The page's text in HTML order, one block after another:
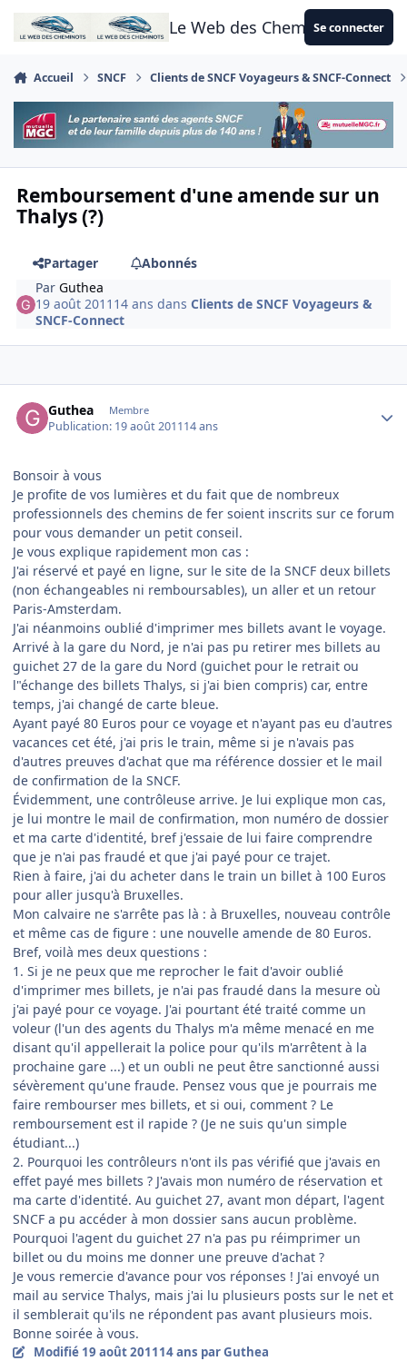
Aller au contenu
Le Web des CheminotsSe connecter
Accueil SNCF Clients de SNCF Voyageurs & SNCF-Connect
Remboursement d'une amende sur un
Thalys (?)
Partager
Abonnés
ParGuthea
19 août 2011 14 ans dansClients de SNCF Voyageurs &
SNCF-Connect
Guthea Membre
Publication: 19 août 201114 ans
Bonsoir à vous
Je profite de vos lumières et du fait que de nombreux
professionnels des chemins de fer soient inscrits sur ce forum
pour vous demander un petit conseil.
Je vous explique rapidement mon cas :
J'ai réservé et payé en ligne, sur le site de la SNCF deux billets
(non échangeables ni remboursables), un aller et un retour
Paris-Amsterdam.
J'ai néanmoins oublié d'imprimer mes billets avant le voyage.
Arrivé à la gare du Nord, je n'ai pas pu retirer mes billets au
guichet 27 de la gare du Nord (guichet pour le retrait ou
l"échange des billets Thalys, si j'ai bien compris) car, entre
temps, j'ai changé de carte bleue.
Ayant payé 80 Euros pour ce voyage et n'ayant pas eu d'autres
vacances cet été, j'ai pris le train, même si je n'avais pas
d'autres preuves d'achat que ma référence dossier et le mail
de confirmation de la SNCF.
Évidemment, une contrôleuse arrive. Je lui explique mon cas,
je lui montre le mail de confirmation, mon numéro de dossier
et ma carte d'identité, bref j'essaie de lui faire comprendre
que je n'ai pas fraudé et que j'ai payé pour ce trajet.
Rien à faire, j'ai du acheter dans le train un billet à 100 Euros
pour aller jusqu'à Bruxelles.
Mon calvaire ne s'arrête pas là : à Bruxelles, nouveau contrôle
et même cas de figure : une nouvelle amende de 80 Euros.
Bref, voilà mes deux questions :
1. Si je ne peux que me reprocher le fait d'avoir oublié
d'imprimer mes billets, je n'ai pas fraudé dans la mesure où
j'ai payé pour ce voyage. J'ai pourtant été traité comme un
voleur (l'un des agents du Thalys m'a même menacé en me
disant qu'il appellerait la police pour qu'ils m'arrêtent à la
prochaine gare ...) et un oubli ne peut être sanctionné aussi
sévèrement qu'une fraude. Pensez vous que je pourrais me
faire rembourser mes billets, et si oui, comment ? Le
remboursement est il rapide ? (Je ne suis qu'un simple
étudiant...)
2. Pourquoi les contrôleurs n'ont ils pas vérifié que j'avais en
effet payé mes billets ? J'avais mon numéro de réservation et
ma carte d'identité. Au guichet 27, avant mon départ, l'agent
SNCF a pu accéder à mon dossier sans aucun problème.
Pourquoi l'agent du guichet 27 n'a pas pu réimprimer un
billet ou du moins me donner une preuve d'achat ?
Je vous remercie d'avance pour vos réponses ! J'ai envoyé un
mail au service Thalys, mais j'ai lu plusieurs posts sur le net et
il semblerait qu'ils ne répondent pas avant plusieurs mois.
Bonne soirée à vous.
Modifié 19 août 201114 ans par Guthea